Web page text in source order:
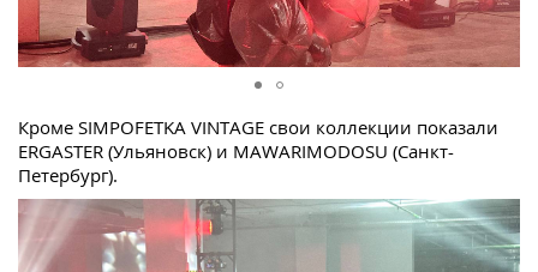
Кроме SIMPOFETKA VINTAGE свои коллекции показали
ERGASTER (Ульяновск) и MAWARIMODOSU (Санкт-
Петербург).